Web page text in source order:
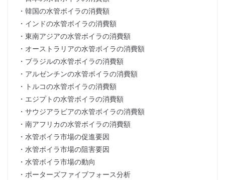
・韓国の水管ボイラの消費額
・インドの水管ボイラの消費額
・東南アジアの水管ボイラの消費額
・オーストラリアの水管ボイラの消費額
・ブラジルの水管ボイラの消費額
・アルゼンチンの水管ボイラの消費額
・トルコの水管ボイラの消費額
・エジプトの水管ボイラの消費額
・サウジアラビアの水管ボイラの消費額
・南アフリカの水管ボイラの消費額
・水管ボイラ市場の促進要因
・水管ボイラ市場の阻害要因
・水管ボイラ市場の動向
・ポーターズファイブフォース分析